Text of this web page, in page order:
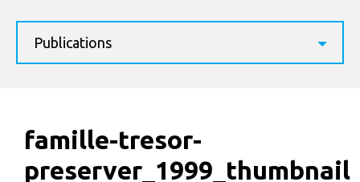
Publications
famille-tresor-
preserver_1999_thumbnail